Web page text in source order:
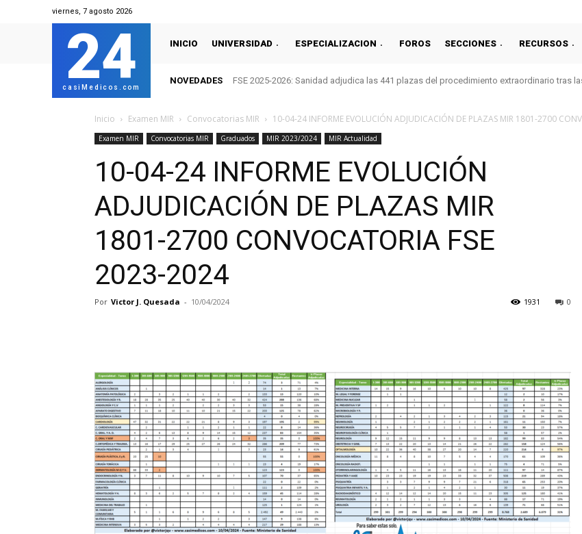
viernes, 7 agosto 2026
24
casiMedicos.com
INICIO UNIVERSIDAD ESPECIALIZACION FOROS SECCIONES RECURSOS
NOVEDADES FSE 2025-2026: Sanidad adjudica las 441 plazas del procedimiento extraordinario tras
Inicio Examen MIR Convocatorias MIR 10-04-24 INFORME EVOLUCIÓN ADJUDICACIÓN DE PLAZAS MIR 1801-2700
Examen MIR Convocatorias MIR Graduados MIR 2023/2024 MIR Actualidad
10-04-24 INFORME EVOLUCIÓN
ADJUDICACIÓN DE PLAZAS MIR
1801-2700 CONVOCATORIA FSE
2023-2024
Por Victor J. Quesada - 10/04/2024 0
1931